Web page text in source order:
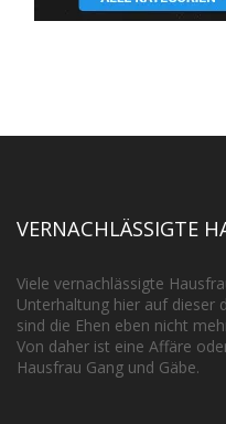
VERNACHLÄSSIGTE
Viele vernachlässigte
Unterhaltung hier auf dieser
sind die Ehen eben nicht
Von daher ist eine Affäre
Hausfrau Gang und Gäbe.